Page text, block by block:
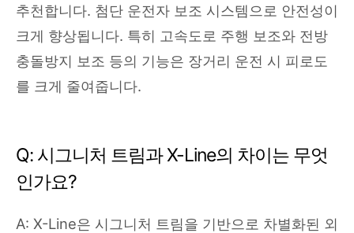
추천합니다. 첨단 운전자 보조 시스템으로 안전성이
크게 향상됩니다. 특히 고속도로 주행 보조와 전방
충돌방지 보조 등의 기능은 장거리 운전 시 피로도
를 크게 줄여줍니다.
Q: 시그니처 트림과 X-Line의 차이는 무엇
인가요?
A: X-Line은 시그니처 트림을 기반으로 차별화된 외